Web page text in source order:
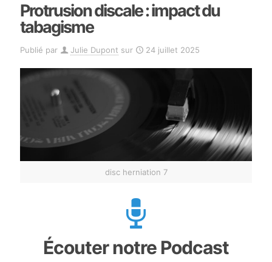
Protrusion discale : impact du
tabagisme
Publié par Julie Dupont sur 24 juillet 2025
disc herniation 7
Écouter notre Podcast